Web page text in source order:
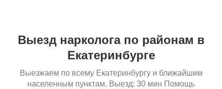
Выезд нарколога по районам в
Екатеринбурге
Выезжаем по всему Екатеринбургу и ближайшим
населенным пунктам. Выезд: 30 мин Помощь